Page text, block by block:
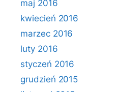
maj 2016
kwiecień 2016
marzec 2016
luty 2016
styczeń 2016
grudzień 2015